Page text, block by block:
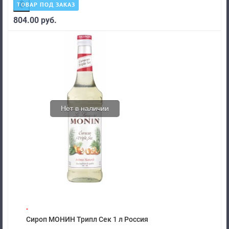
ТОВАР ПОД ЗАКАЗ
804.00 руб.
Нет в наличии
.
Сироп МОНИН Трипл Сек 1 л Россия